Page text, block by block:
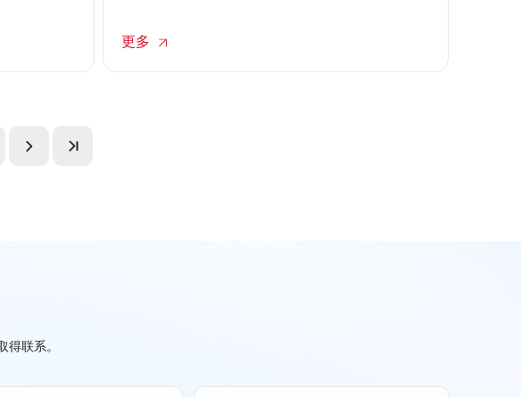
，选择
前的难题。transcosmos大宇宙中国依托深厚的行业积
更多
得联系。